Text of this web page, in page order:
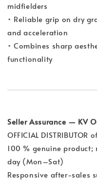
midfielders
• Reliable grip on dry
and acceleration
• Combines sharp
functionality
Seller Assurance — KV
OFFICIAL DISTRIBUTOR
100 % genuine
day (Mon–Sat)
Responsive after-sales